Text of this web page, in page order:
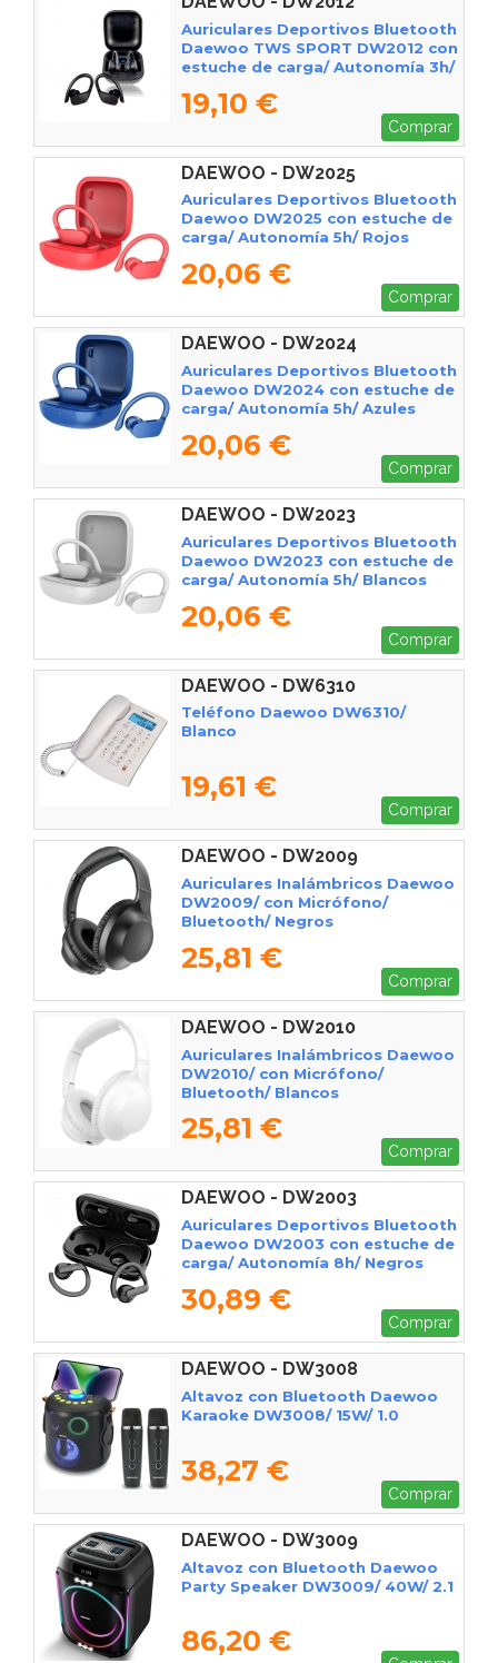
Auriculares Deportivos Bluetooth
Daewoo TWS SPORT DW2012 con
estuche de carga/ Autonomía 3h/
19,10 €
Comprar
DAEWOO - DW2025
Auriculares Deportivos Bluetooth
Daewoo DW2025 con estuche de
carga/ Autonomía 5h/ Rojos
20,06 €
Comprar
DAEWOO - DW2024
Auriculares Deportivos Bluetooth
Daewoo DW2024 con estuche de
carga/ Autonomía 5h/ Azules
20,06 €
Comprar
DAEWOO - DW2023
Auriculares Deportivos Bluetooth
Daewoo DW2023 con estuche de
carga/ Autonomía 5h/ Blancos
20,06 €
Comprar
DAEWOO - DW6310
Teléfono Daewoo DW6310/
Blanco
19,61 €
Comprar
DAEWOO - DW2009
Auriculares Inalámbricos Daewoo
DW2009/ con Micrófono/
Bluetooth/ Negros
25,81 €
Comprar
DAEWOO - DW2010
Auriculares Inalámbricos Daewoo
DW2010/ con Micrófono/
Bluetooth/ Blancos
25,81 €
Comprar
DAEWOO - DW2003
Auriculares Deportivos Bluetooth
Daewoo DW2003 con estuche de
carga/ Autonomía 8h/ Negros
30,89 €
Comprar
DAEWOO - DW3008
Altavoz con Bluetooth Daewoo
Karaoke DW3008/ 15W/ 1.0
38,27 €
Comprar
DAEWOO - DW3009
Altavoz con Bluetooth Daewoo
Party Speaker DW3009/ 40W/ 2.1
86,20 €